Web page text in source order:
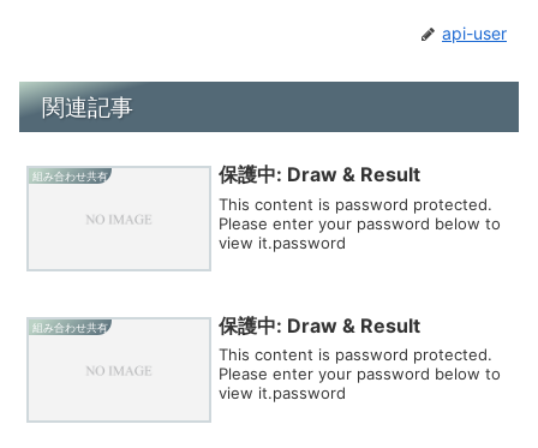
api-user
関連記事
組み合わせ共有 保護中: Draw & Result
This content is password protected.
Please enter your password below to
view it.password
組み合わせ共有 保護中: Draw & Result
This content is password protected.
Please enter your password below to
view it.password